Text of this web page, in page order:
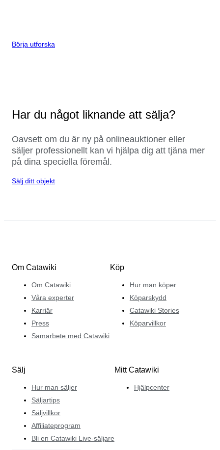
Börja utforska
Har du något liknande att sälja?
Oavsett om du är ny på onlineauktioner eller
säljer professionellt kan vi hjälpa dig att tjäna mer
på dina speciella föremål.
Sälj ditt objekt
Om Catawiki
Om Catawiki
Våra experter
Karriär
Press
Samarbete med Catawiki
Köp
Hur man köper
Köparskydd
Catawiki Stories
Köparvillkor
Sälj
Hur man säljer
Säljartips
Säljvillkor
Affiliateprogram
Bli en Catawiki Live-säljare
Mitt Catawiki
Hjälpcenter